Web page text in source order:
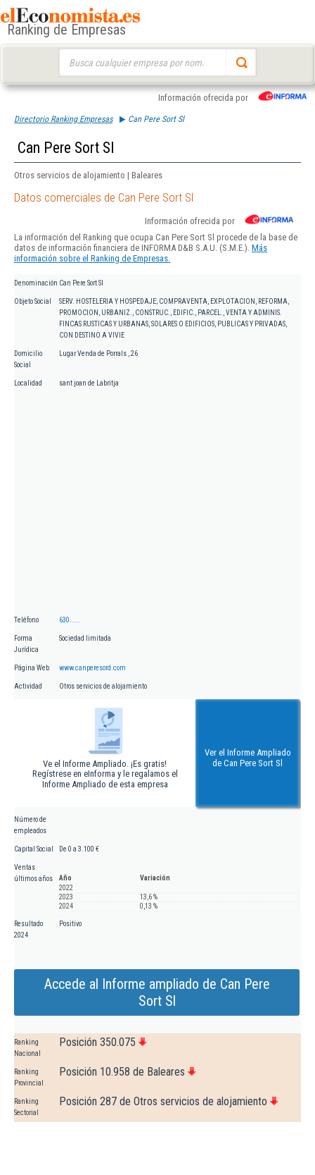
Ranking de Empresas
Información ofrecida por
Directorio Ranking Empresas Can Pere Sort Sl
Can Pere Sort Sl
Otros servicios de alojamiento | Baleares
Datos comerciales de Can Pere Sort Sl
Información ofrecida por
La información del Ranking que ocupa Can Pere Sort Sl procede de la base de
datos de información financiera de INFORMA D&B S.A.U. (S.M.E.). Más
información sobre el Ranking de Empresas.
Denominación Can Pere Sort Sl
Objeto Social
SERV. HOSTELERIA Y HOSPEDAJE; COMPRAVENTA, EXPLOTACION, REFORMA,
PROMOCION, URBANIZ., CONSTRUC., EDIFIC., PARCEL., VENTA Y ADMINIS.
FINCAS RUSTICAS Y URBANAS, SOLARES O EDIFICIOS, PUBLICAS Y PRIVADAS,
CON DESTINO A VIVIE
Domicilio
Social
Lugar Venda de Porrals , 26
Localidad sant joan de Labritja
Teléfono 630.....
Forma
Jurídica
Sociedad limitada
Página Web www.canperesord.com
Actividad Otros servicios de alojamiento
Ve el Informe Ampliado. ¡Es gratis!
Regístrese en eInforma y le regalamos el
Informe Ampliado de esta empresa
Ver el Informe Ampliado
de Can Pere Sort Sl
Número de
empleados
Capital Social De 0 a 3.100 €
Ventas
últimos años
Año
Variación
2022
2023
13,6 %
2024
0,13 %
Resultado
2024
Positivo
Accede al Informe ampliado de Can Pere
Sort Sl
Ranking
Nacional
Posición 350.075
Ranking
Provincial
Posición 10.958 de Baleares
Ranking
Sectorial
Posición 287 de Otros servicios de alojamiento